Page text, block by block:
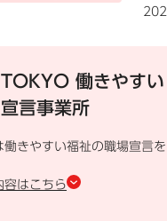
TOKYO 働きやすい
宣言事業所
働きやすい福祉の職場宣言を
容はこちら